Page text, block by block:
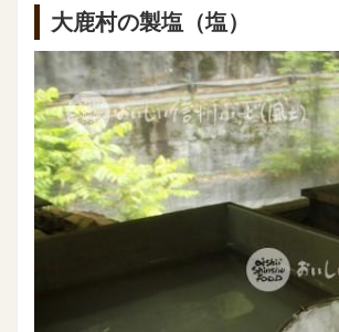
大鹿村の製塩（塩）